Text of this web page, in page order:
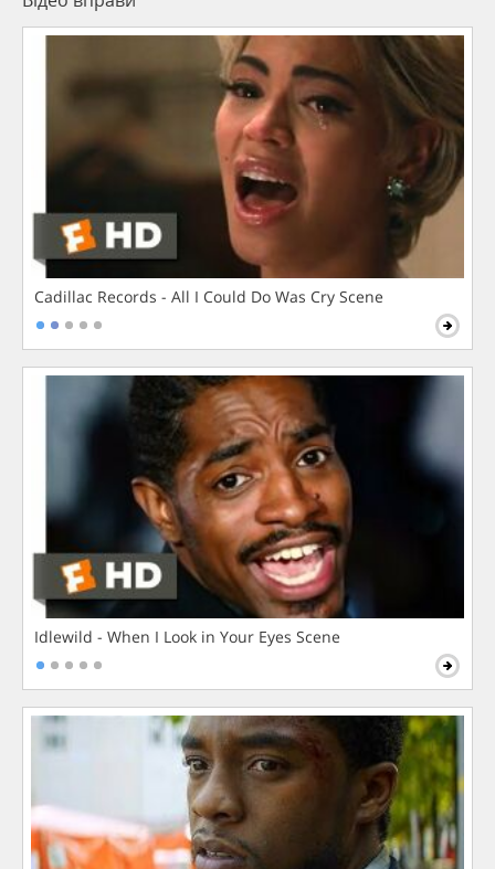
Cadillac Records - All I Could Do Was Cry Scene
Idlewild - When I Look in Your Eyes Scene